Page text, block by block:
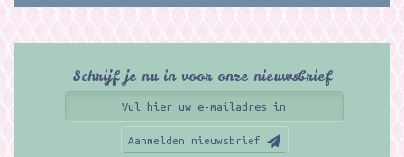
Schrijf je nu in voor onze nieuwsbrief
Aanmelden nieuwsbrief